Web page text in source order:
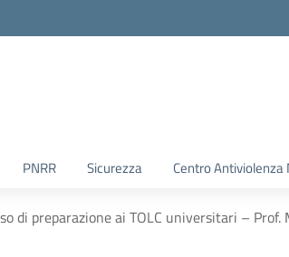
PNRR Sicurezza Centro
di preparazione ai TOLC universitari – Prof.